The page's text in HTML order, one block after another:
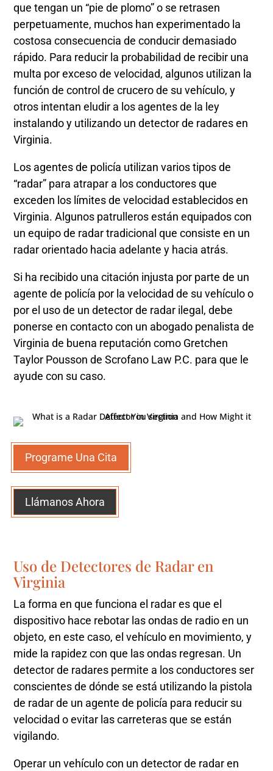
que tengan un “pie de plomo” o se retrasen
perpetuamente, muchos han experimentado la
costosa consecuencia de conducir demasiado
rápido. Para reducir la probabilidad de recibir una
multa por exceso de velocidad, algunos utilizan la
función de control de crucero de su vehículo, y
otros intentan eludir a los agentes de la ley
instalando y utilizando un detector de radares en
Virginia.
Los agentes de policía utilizan varios tipos de
“radar” para atrapar a los conductores que
exceden los límites de velocidad establecidos en
Virginia. Algunos patrulleros están equipados con
un equipo de radar tradicional que consiste en un
radar orientado hacia adelante y hacia atrás.
Si ha recibido una citación injusta por parte de un
agente de policía por la velocidad de su vehículo o
por el uso de un detector de radar ilegal, debe
ponerse en contacto con un abogado penalista de
Virginia de buena reputación como Gretchen
Taylor Pousson de Scrofano Law P.C. para que le
ayude con su caso.
Programe Una Cita
Llámanos Ahora
Uso de Detectores de Radar en
Virginia
La forma en que funciona el radar es que el
dispositivo hace rebotar las ondas de radio en un
objeto, en este caso, el vehículo en movimiento, y
mide la rapidez con que las ondas regresan. Un
detector de radares permite a los conductores ser
conscientes de dónde se está utilizando la pistola
de radar de un agente de policía para reducir su
velocidad o evitar las carreteras que se están
vigilando.
Operar un vehículo con un detector de radar en